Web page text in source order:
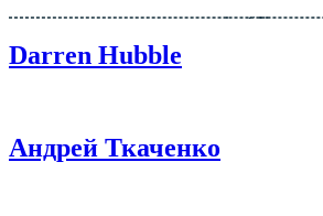
Darren Hubble
Андрей Ткаченко